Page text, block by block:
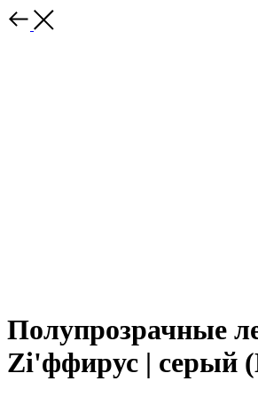
Полупрозрачные
Zi'ффирус | серый